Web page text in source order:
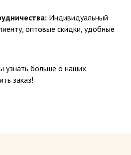
Индивидуальный
оптовые скидки, удобные
узнать больше о наших
заказ!